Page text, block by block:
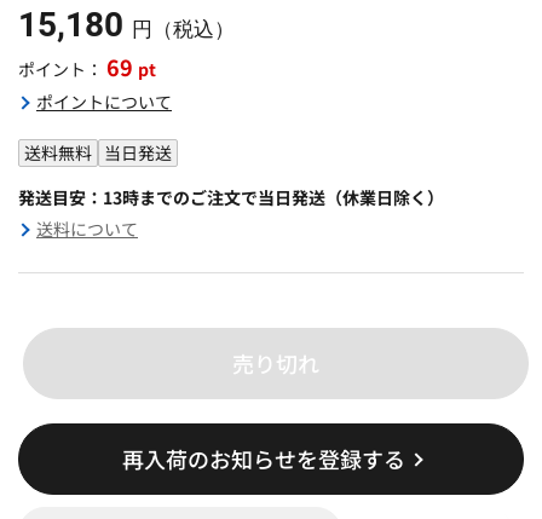
15,180 円（税込）
ポイント： 69 pt
ポイントについて
送料無料 当日発送
発送目安：13時までのご注文で当日発送（休業日除く）
送料について
売り切れ
再入荷のお知らせを登録する